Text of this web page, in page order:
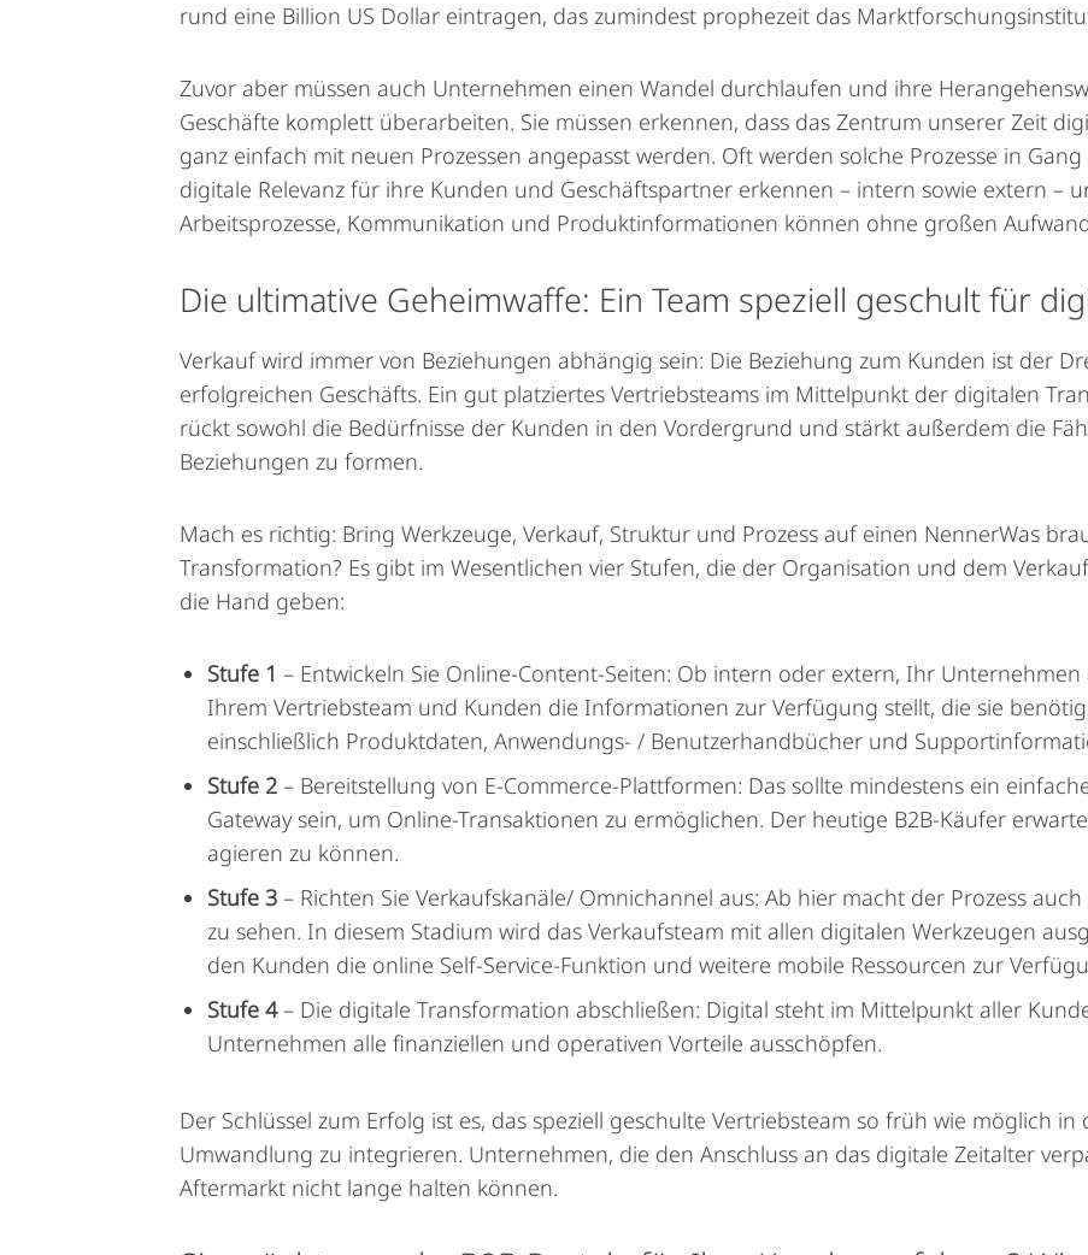
rund eine Billion US Dollar eintragen, das zumindest prophezeit das
Zuvor aber müssen auch Unternehmen einen Wandel durchlaufen und ihre
Geschäfte komplett überarbeiten. Sie müssen erkennen, dass das Zentrum unserer Zeit
ganz einfach mit neuen Prozessen angepasst werden. Oft werden solche Prozesse in
digitale Relevanz für ihre Kunden und Geschäftspartner erkennen – intern sowie extern –
Arbeitsprozesse, Kommunikation und Produktinformationen können ohne großen
Die ultimative Geheimwaffe: Ein Team speziell geschult für
Verkauf wird immer von Beziehungen abhängig sein: Die Beziehung zum Kunden ist der
erfolgreichen Geschäfts. Ein gut platziertes Vertriebsteams im Mittelpunkt der digitalen
rückt sowohl die Bedürfnisse der Kunden in den Vordergrund und stärkt außerdem die
Beziehungen zu formen.
Mach es richtig: Bring Werkzeuge, Verkauf, Struktur und Prozess auf einen NennerWas
Transformation? Es gibt im Wesentlichen vier Stufen, die der Organisation und dem
die Hand geben:
Stufe 1 – Entwickeln Sie Online-Content-Seiten: Ob intern oder extern, Ihr
Ihrem Vertriebsteam und Kunden die Informationen zur Verfügung stellt, die sie
einschließlich Produktdaten, Anwendungs- / Benutzerhandbücher und
Stufe 2– Bereitstellung von E-Commerce-Plattformen: Das sollte mindestens ein
Gateway sein, um Online-Transaktionen zu ermöglichen. Der heutige B2B-Käufer
agieren zu können.
Stufe 3– Richten Sie Verkaufskanäle/ Omnichannel aus: Ab hier macht der Prozess
zu sehen. In diesem Stadium wird das Verkaufsteam mit allen digitalen Werkzeugen
den Kunden die online Self-Service-Funktion und weitere mobile Ressourcen zur
Stufe 4– Die digitale Transformation abschließen: Digital steht im Mittelpunkt aller
Unternehmen alle finanziellen und operativen Vorteile ausschöpfen.
Der Schlüssel zum Erfolg ist es, das speziell geschulte Vertriebsteam so früh wie möglich
Umwandlung zu integrieren. Unternehmen, die den Anschluss an das digitale Zeitalter
Aftermarkt nicht lange halten können.